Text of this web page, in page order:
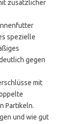
zusätzlicher
spezielle
gegen
mit
Partikeln.
und wie gut